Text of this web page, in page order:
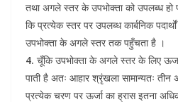
तथा अगले स्तर के उपभोक्ता को उपलब्ध
कि प्रत्येक स्तर पर उपलब्ध कार्बनिक
उपभोक्ता के अगले स्तर तक पहुँचता है ।
4. चूँकि उपभोक्ता के अगले स्तर के लिए
पाती है अतः आहार श्रृंखला सामान्यतः तीन
प्रत्येक चरण पर ऊर्जा का ह्रास इतना